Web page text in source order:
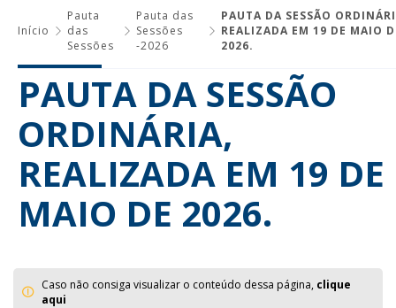
Início
Pauta
das
Sessões
Pauta das
Sessões
-2026
PAUTA DA SESSÃO
REALIZADA EM 19 DE MAIO
2026.
PAUTA DA SESSÃO
ORDINÁRIA,
REALIZADA EM 19 DE
MAIO DE 2026.
Caso não consiga visualizar o conteúdo dessa página, clique
aqui